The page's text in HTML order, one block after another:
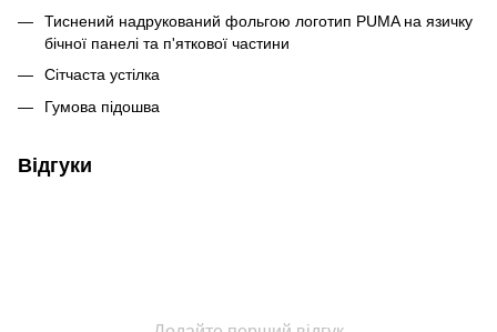
Тиснений надрукований фольгою логотип PUMA на язичку
бічної панелі та п'яткової частини
Сітчаста устілка
Гумова підошва
Відгуки